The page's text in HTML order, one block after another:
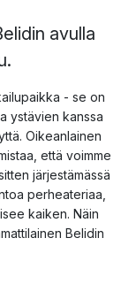
avulla
- se on
ystävien kanssa
Oikeanlainen
että voimme
järjestämässä
perheateriaa,
kaiken. Näin
Belidin